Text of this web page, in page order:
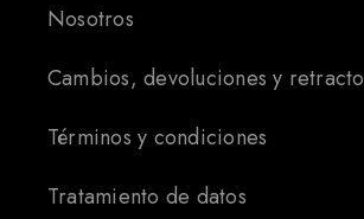
Nosotros
Cambios, devoluciones y retracto
Términos y condiciones
Tratamiento de datos